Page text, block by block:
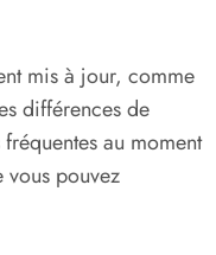
mis à jour, comme
différences de
au moment
vous pouvez